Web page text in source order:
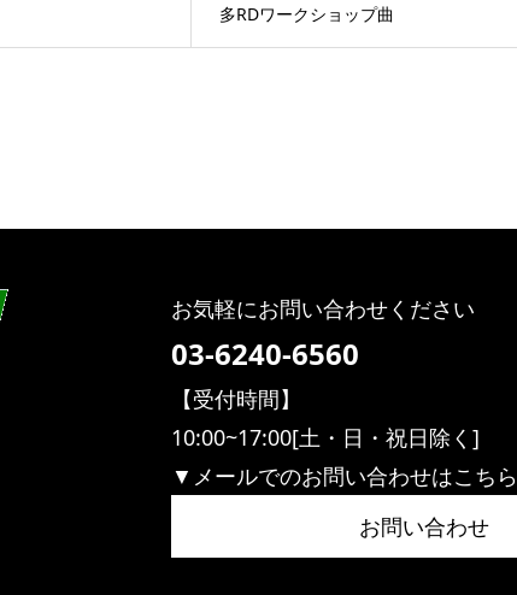
多RDワークショップ曲
お気軽にお問い合わせください
03-6240-6560
【受付時間】
10:00~17:00[土・日・祝日除く]
▼メールでのお問い合わせはこちら
お問い合わせ